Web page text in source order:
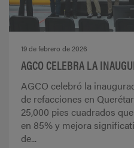
19 de febrero de 2026
AGCO CELEBRA LA
AGCO celebró la
de refacciones en
25,000 pies cuadrados
en 85% y mejora
de...